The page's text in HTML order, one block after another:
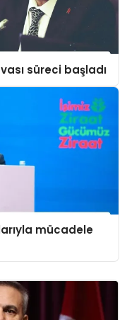
süreci başladı
mücadele